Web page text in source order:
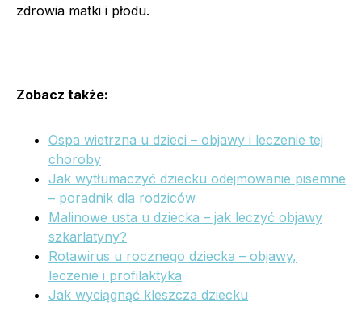
zdrowia matki i płodu.
Zobacz także:
Ospa wietrzna u dzieci – objawy i leczenie tej
choroby
Jak wytłumaczyć dziecku odejmowanie pisemne
– poradnik dla rodziców
Malinowe usta u dziecka – jak leczyć objawy
szkarlatyny?
Rotawirus u rocznego dziecka – objawy,
leczenie i profilaktyka
Jak wyciągnąć kleszcza dziecku